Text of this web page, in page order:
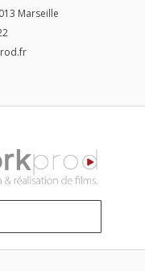
Marseille